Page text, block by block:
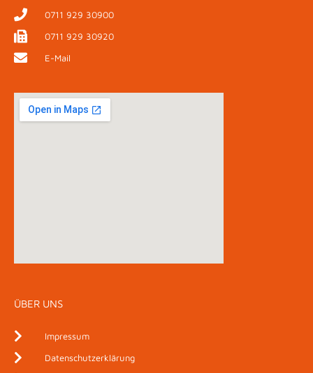
0711 929 30900
0711 929 30920
E-Mail
ÜBER UNS
Impressum
Datenschutzerklärung